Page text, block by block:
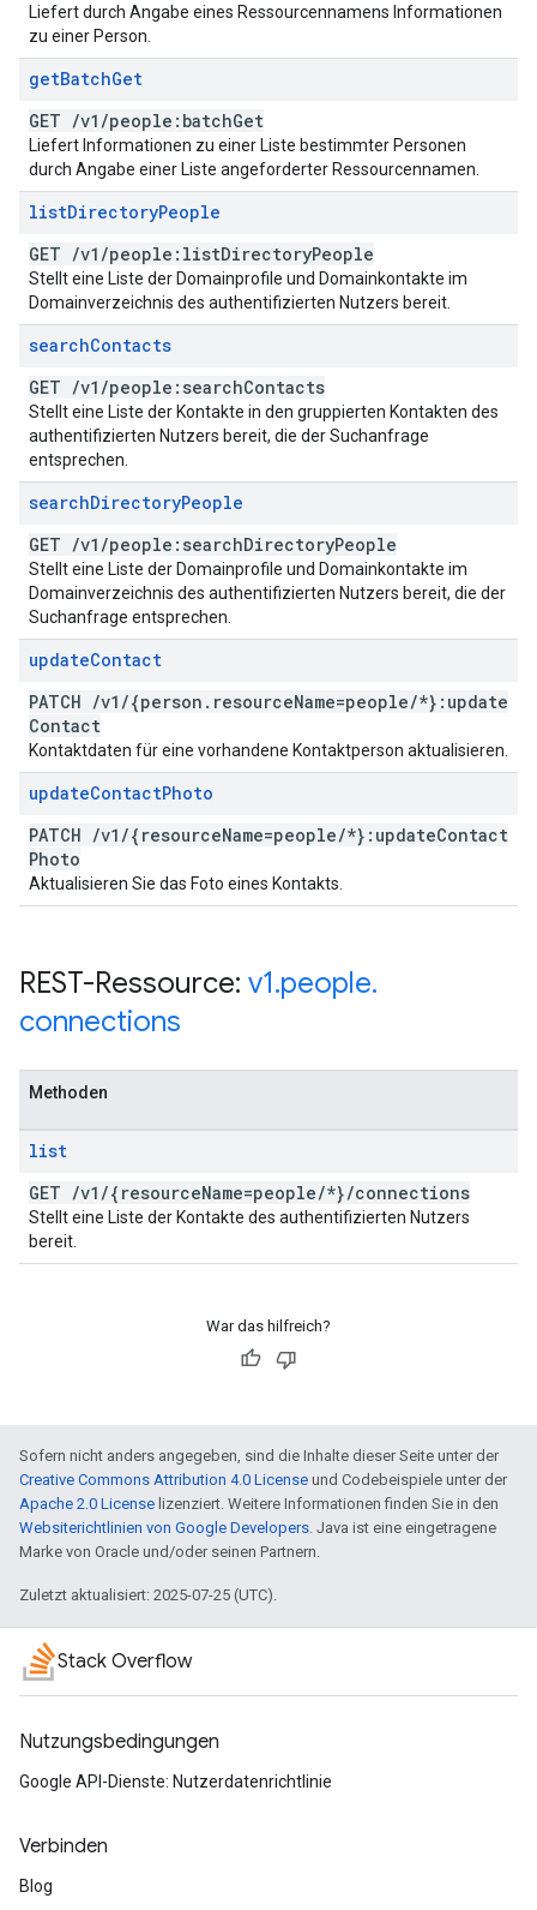
Liefert durch Angabe eines Ressourcennamens Informationen
zu einer Person.
getBatchGet
GET /v1 /people:batchGet
Liefert Informationen zu einer Liste bestimmter Personen
durch Angabe einer Liste angeforderter Ressourcennamen.
listDirectoryPeople
GET /v1 /people:listDirectoryPeople
Stellt eine Liste der Domainprofile und Domainkontakte im
Domainverzeichnis des authentifizierten Nutzers bereit.
searchContacts
GET /v1 /people:searchContacts
Stellt eine Liste der Kontakte in den gruppierten Kontakten des
authentifizierten Nutzers bereit, die der Suchanfrage
entsprechen.
searchDirectoryPeople
GET /v1 /people:searchDirectoryPeople
Stellt eine Liste der Domainprofile und Domainkontakte im
Domainverzeichnis des authentifizierten Nutzers bereit, die der
Suchanfrage entsprechen.
updateContact
PATCH /v1 /{person . resourceName=people/*}:update
Contact
Kontaktdaten für eine vorhandene Kontaktperson aktualisieren.
updateContactPhoto
PATCH /v1 /{resourceName=people/*}:updateContact
Photo
Aktualisieren Sie das Foto eines Kontakts.
REST-Ressource: v1.people.
connections
Methoden
list
GET /v1 /{resourceName=people/*}/connections
Stellt eine Liste der Kontakte des authentifizierten Nutzers
bereit.
War das hilfreich?
Sofern nicht anders angegeben, sind die Inhalte dieser Seite unter der
Creative Commons Attribution 4.0 License und Codebeispiele unter der
Apache 2.0 License lizenziert. Weitere Informationen finden Sie in den
Websiterichtlinien von Google Developers. Java ist eine eingetragene
Marke von Oracle und/oder seinen Partnern.
Zuletzt aktualisiert: 2025-07-25 (UTC).
Stack Overflow
Nutzungsbedingungen
Google API-Dienste: Nutzerdatenrichtlinie
Verbinden
Blog